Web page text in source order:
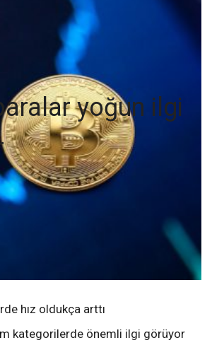
yoğun ilgi
hız oldukça arttı
kategorilerde önemli ilgi görüyor